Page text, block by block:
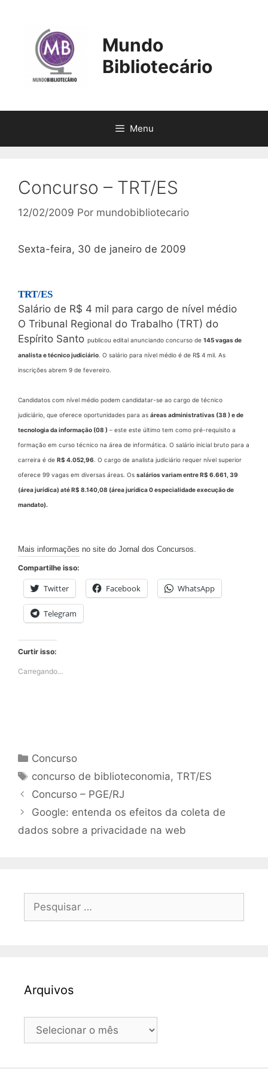
conteúdo
Mundo
Bibliotecário
Menu
Concurso – TRT/ES
12/02/2009 Por mundobibliotecario
Sexta-feira, 30 de janeiro de 2009
TRT/ES
Salário de R$ 4 mil para cargo de nível médio
O Tribunal Regional do Trabalho (TRT) do
Espírito Santo publicou edital anunciando concurso de 145 vagas de
analista e técnico judiciário . O salário para nível médio é de R$ 4 mil. As
inscrições abrem 9 de fevereiro.
Candidatos com nível médio podem candidatar-se ao cargo de técnico
judiciário, que oferece oportunidades para as áreas administrativas (38 ) e de
tecnologia da informação (08 ) – este este último tem como pré-requisito a
formação em curso técnico na área de informática. O salário inicial bruto para a
carreira é de R$ 4.052,96 . O cargo de analista judiciário requer nível superior
oferece 99 vagas em diversas áreas. Os salários variam entre R$ 6.661, 39
(área jurídica) até R$ 8.140,08 (área jurídica 0 especialidade execução de
mandato).
Mais informações no site do Jornal dos Concursos.
Compartilhe isso:
Twitter Facebook WhatsApp
Telegram
Curtir isso:
Carregando...
Categorias
Concurso
Tags
concurso de biblioteconomia,TRT/ES
Concurso – PGE/RJ
Google: entenda os efeitos da coleta de
dados sobre a privacidade na web
por:
Arquivos
Arquivos